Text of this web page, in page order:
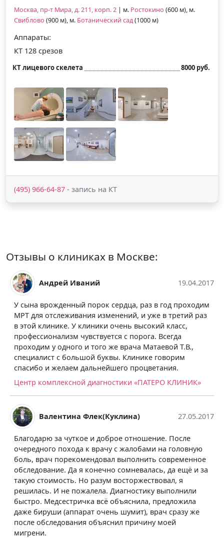
Москва, пр-т Мира, д. 211, корп. 2 | м. Ростокино (600 м), м.
Свиблово (900 м), м. Ботанический сад(1000 м)
Аппараты:
КТ 128 срезов
КТ лицевого скелета 8000 руб.
(495) 966-64-87 - запись на КТ
Отзывы о клиниках в Москве:
Андрей Иваний 19.04.2017
У сына врожденный порок сердца, раз в год проходим
МРТ для отслеживания изменений, и уже в третий раз
в этой клинике. У клиники очень высокий класс,
профессионализм чувствуется с порога. Всегда
проходим у одного и того же врача Матаевой Т.В.,
специалист с большой буквы. Клинике говорим
спасибо и желаем дальнейшего процветания.
Центр комплексной диагностики «ПАТЕРО КЛИНИК»
Валентина Флек(Куклина) 27.05.2017
Благодарю за чуткое и доброе отношение. После
очередного похода к врачу с жалобами на головную
боль, врач порекомендовал выполнить современное
обследование. Да я конечно сомневалась, да ещё и за
такую стоимость. Но разум восторжествовал, я
решилась. И не пожалела. Диагностику выполнили
быстро. Медсестричка всё объяснила, предложила
даже бируши (аппарат очень шумит), врач сразу же
после обследования объяснил причину моей
мигрени.